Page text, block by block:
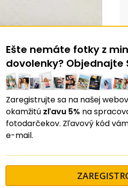
motívom
Ešte nemáte fotky z
dovolenky? Objednajte
Zaregistrujte sa na našej
okamžitú zľavu 5% na
fotodarčekov. Zľavový kód
e-mail.